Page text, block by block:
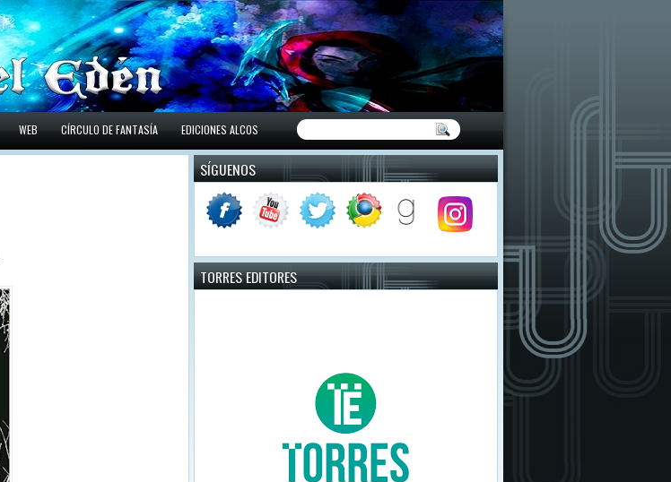
WEB CÍRCULO DE FANTASÍA EDICIONES ALCOS
SÍGUENOS
TORRES EDITORES